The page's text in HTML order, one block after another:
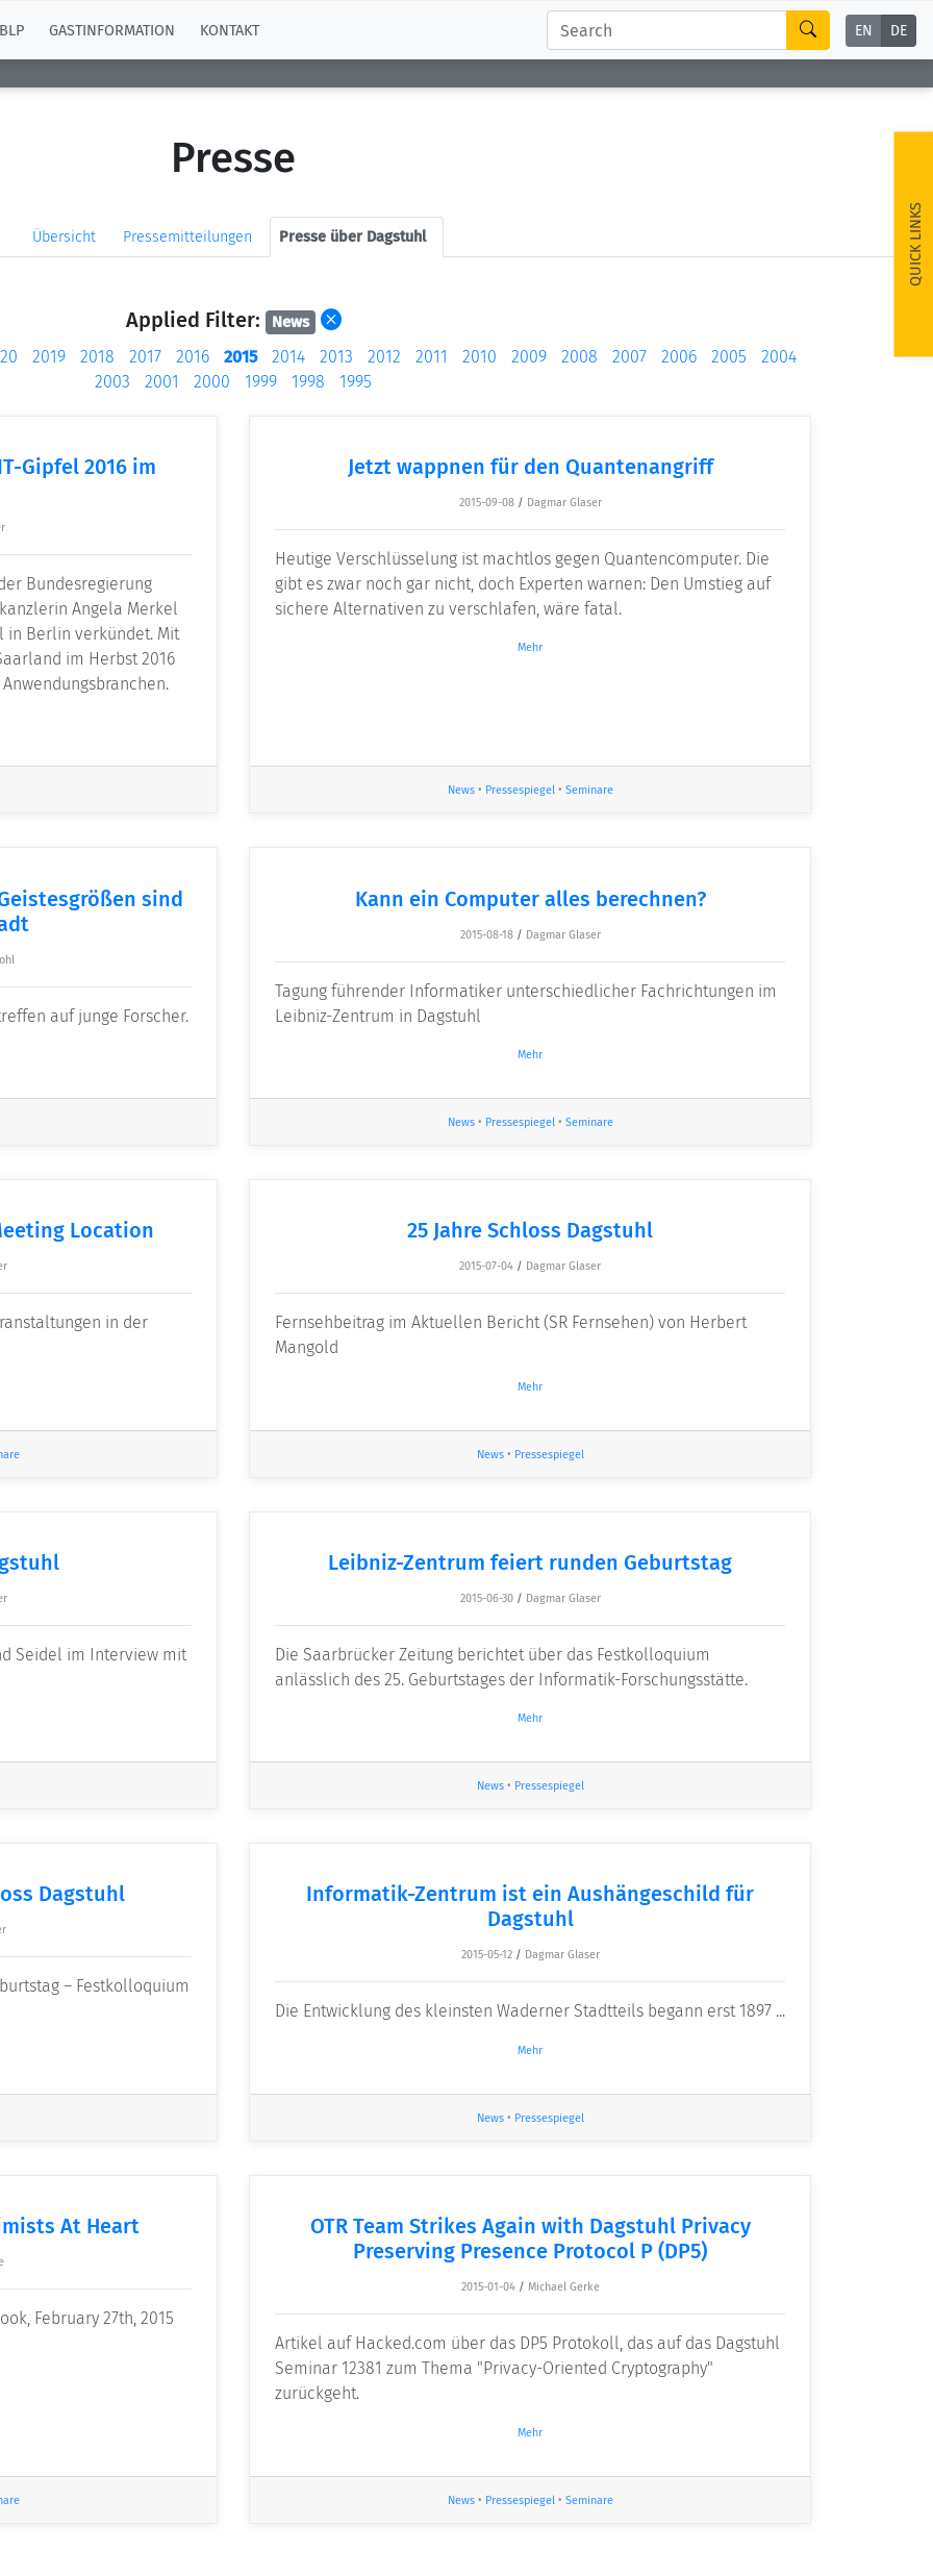
GASTINFORMATION KONTAKT EN DE
QUICK LINKS
Presse
Übersicht Pressemitteilungen Presse über Dagstuhl
Applied Filter: News
2019 2018 2017 2016 2015 2014 2013 2012 2011 2010 2009 2008 2007 2006 2005
2004
2003
2001 2000 1999 1998 1995
Gipfel 2016 im
Bundesregierung
Angela Merkel
in Berlin verkündet. Mit
im Herbst 2016
Jetzt wappnen für den Quantenangriff
2015-09-08 / Dagmar Glaser
Heutige Verschlüsselung ist machtlos gegen Quantencomputer. Die
gibt es zwar noch gar nicht, doch Experten warnen: Den Umstieg auf
sichere Alternativen zu verschlafen, wäre fatal.
Mehr
News• Pressespiegel• Seminare
sind
auf junge Forscher.
Kann ein Computer alles berechnen?
2015-08-18 / Dagmar Glaser
Tagung führender Informatiker unterschiedlicher Fachrichtungen im
Leibniz-Zentrum in Dagstuhl
Mehr
News• Pressespiegel• Seminare
Location
in der
25 Jahre Schloss Dagstuhl
2015-07-04 / Dagmar Glaser
Fernsehbeitrag im Aktuellen Bericht (SR Fernsehen) von Herbert
Mangold
Mehr
News• Pressespiegel
Seidel im Interview mit
Leibniz-Zentrum feiert runden Geburtstag
2015-06-30 / Dagmar Glaser
Die Saarbrücker Zeitung berichtet über das Festkolloquium
anlässlich des 25. Geburtstages der Informatik-Forschungsstätte.
Mehr
News• Pressespiegel
Dagstuhl
– Festkolloquium
Informatik-Zentrum ist ein Aushängeschild für
Dagstuhl
2015-05-12 / Dagmar Glaser
Die Entwicklung des kleinsten Waderner Stadtteils begann erst 1897 ...
Mehr
News• Pressespiegel
At Heart
February 27th, 2015
OTR Team Strikes Again with Dagstuhl Privacy
Preserving Presence Protocol P (DP5)
2015-01-04 / Michael Gerke
Artikel auf Hacked.com über das DP5 Protokoll, das auf das Dagstuhl
Seminar 12381 zum Thema "Privacy-Oriented Cryptography"
zurückgeht.
Mehr
News• Pressespiegel • Seminare